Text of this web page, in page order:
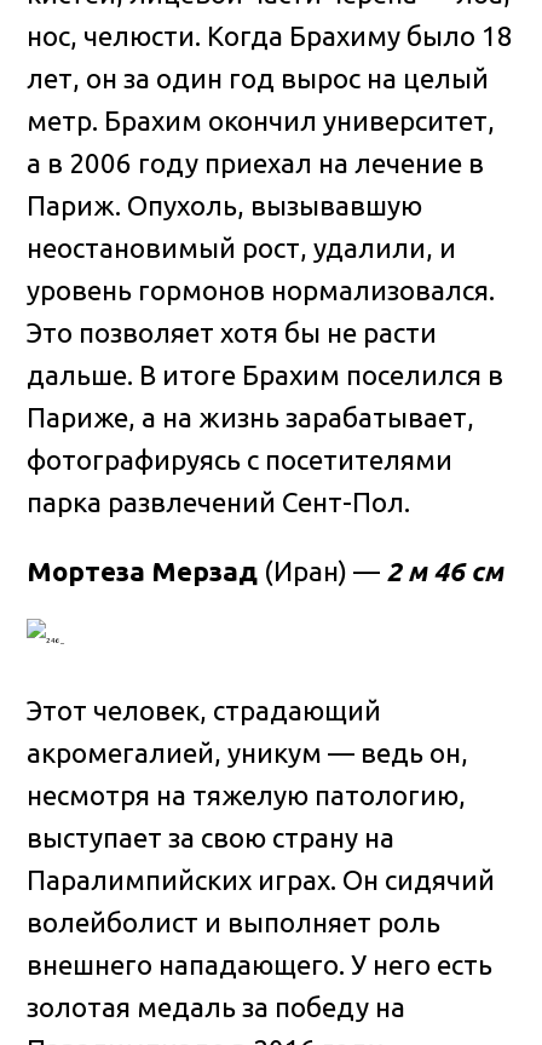
нос, челюсти. Когда Брахиму было 18
лет, он за один год вырос на целый
метр. Брахим окончил университет,
а в 2006 году приехал на лечение в
Париж. Опухоль, вызывавшую
неостановимый рост, удалили, и
уровень гормонов нормализовался.
Это позволяет хотя бы не расти
дальше. В итоге Брахим поселился в
Париже, а на жизнь зарабатывает,
фотографируясь с посетителями
парка развлечений Сент-Пол.
Мортеза Мерзад (Иран) — 2 м 46 см
Этот человек, страдающий
акромегалией, уникум — ведь он,
несмотря на тяжелую патологию,
выступает за свою страну на
Паралимпийских играх. Он сидячий
волейболист и выполняет роль
внешнего нападающего. У него есть
золотая медаль за победу на